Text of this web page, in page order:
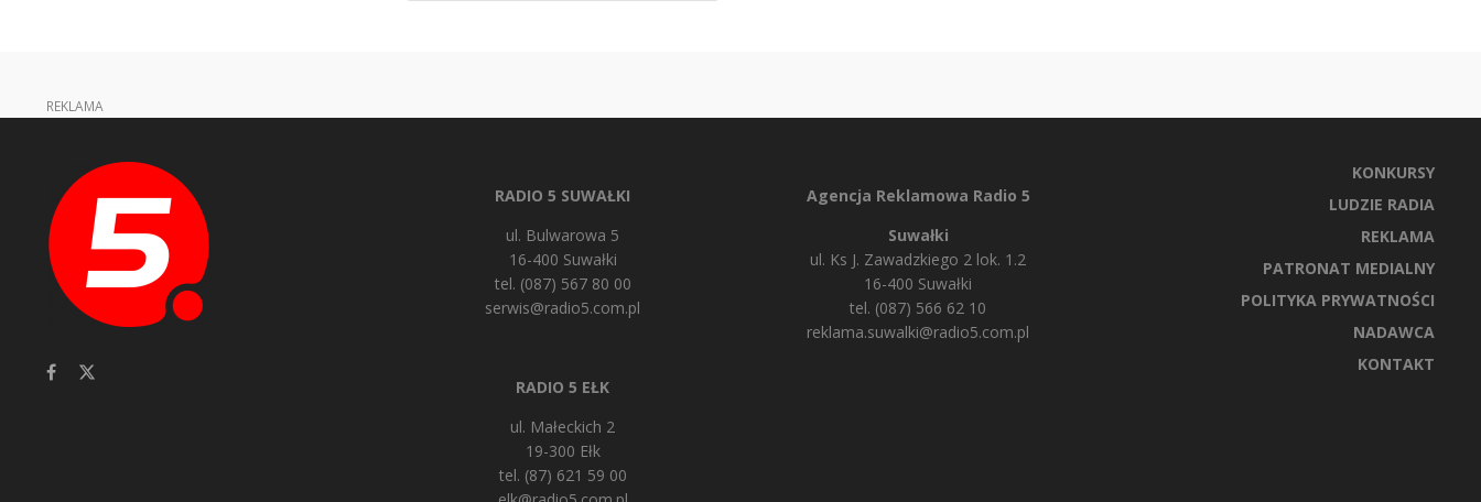
REKLAMA
RADIO 5 SUWAŁKI
ul. Bulwarowa 5
16-400 Suwałki
tel. (087) 567 80 00
serwis@radio5.com.pl
RADIO 5 EŁK
ul. Małeckich 2
19-300 Ełk
tel. (87) 621 59 00
Agencja Reklamowa Radio 5
Suwałki
ul. Ks J. Zawadzkiego 2 lok. 1.2
16-400 Suwałki
tel. (087) 566 62 10
reklama.suwalki@radio5.com.pl
KONKURSY
LUDZIE RADIA
REKLAMA
PATRONAT MEDIALNY
POLITYKA PRYWATNOŚCI
NADAWCA
KONTAKT